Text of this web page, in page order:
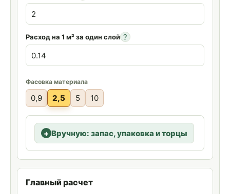
Расход на 1 м² за один слой ?
Фасовка материала
0,9 2,5 5 10
Вручную: запас, упаковка и торцы
Главный расчет